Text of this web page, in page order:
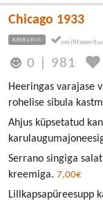
Chicago 1933
KESKLINN
0 981
Heeringas varajase
rohelise sibula
Ahjus küpsetatud
Serrano singiga
kreemiga. 7,00€
Lillkapsapüreesupp